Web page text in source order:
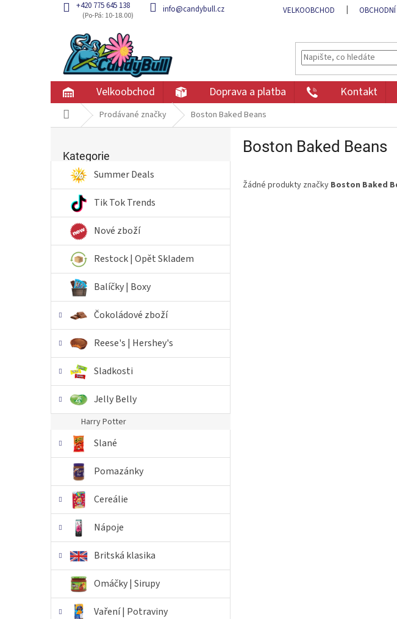
+420 775 645 138 info@candybull.cz VELKOOBCHOD
Velkoobchod Doprava a platba Kontakt
Domů Prodávané značky Boston Baked Beans
r
n
í
kategorie
Kategorie
Summer Deals
Tik Tok Trends
Nové zboží
Restock | Opět Skladem
Balíčky | Boxy
Čokoládové zboží
Reese's | Hershey's
Sladkosti
Jelly Belly
Harry Potter
Slané
Pomazánky
Cereálie
Nápoje
Britská klasika
Omáčky | Sirupy
Vaření | Potraviny
Boston Baked Beans
Žádné produkty značky Boston Baked